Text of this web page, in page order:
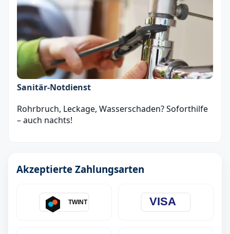
Sanitär‑Notdienst
Rohrbruch, Leckage, Wasserschaden? Soforthilfe
– auch nachts!
Akzeptierte Zahlungsarten
TWINT VISA